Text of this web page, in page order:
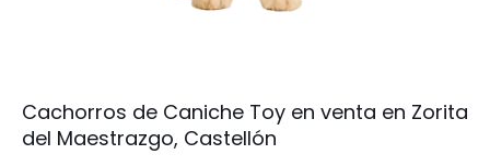
Cachorros de Caniche Toy en venta en Zorita
del Maestrazgo, Castellón